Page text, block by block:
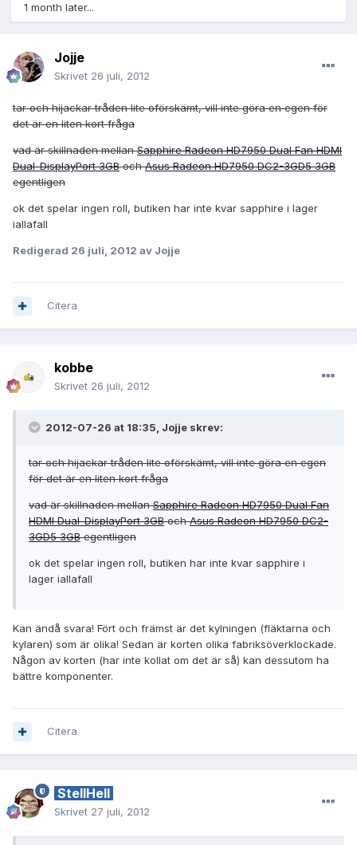
1 month later...
Jojje
Skrivet 26 juli, 2012
tar och hijackar tråden lite oförskämt, vill inte göra en egen för
det är en liten kort fråga
vad är skillnaden mellanSapphire Radeon HD7950 Dual Fan HDMI
Dual-DisplayPort 3GBochAsus Radeon HD7950 DC2-3GD5 3GB
egentligen
ok det spelar ingen roll, butiken har inte kvar sapphire i lager
iallafall
Redigerad 26 juli, 2012 av Jojje
Citera
kobbe
Skrivet 26 juli, 2012
2012-07-26 at 18:35, Jojje skrev:
tar och hijackar tråden lite oförskämt, vill inte göra en egen
för det är en liten kort fråga
vad är skillnaden mellanSapphire Radeon HD7950 Dual Fan
HDMI Dual-DisplayPort 3GBochAsus Radeon HD7950 DC2-
3GD5 3GBegentligen
ok det spelar ingen roll, butiken har inte kvar sapphire i
lager iallafall
Kan ändå svara! Fört och främst är det kylningen (fläktarna och
kylaren) som är olika! Sedan är korten olika fabriksöverklockade.
Någon av korten (har inte kollat om det är så) kan dessutom ha
bättre komponenter.
Citera
StellHell
Skrivet 27 juli, 2012